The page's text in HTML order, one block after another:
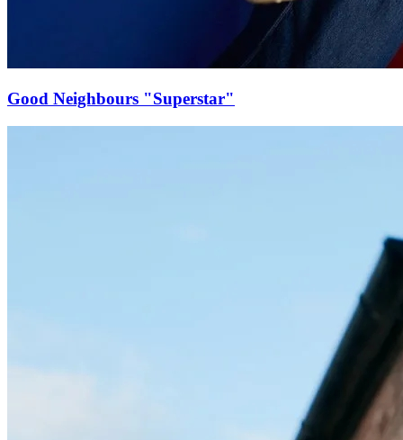
Good Neighbours "Superstar"